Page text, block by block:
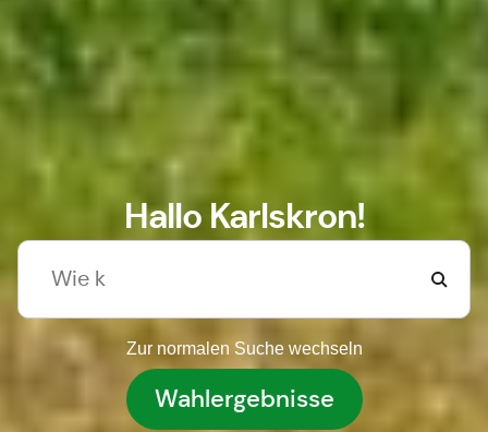
Hallo Karlskron!
Zur normalen Suche wechseln
Wahlergebnisse